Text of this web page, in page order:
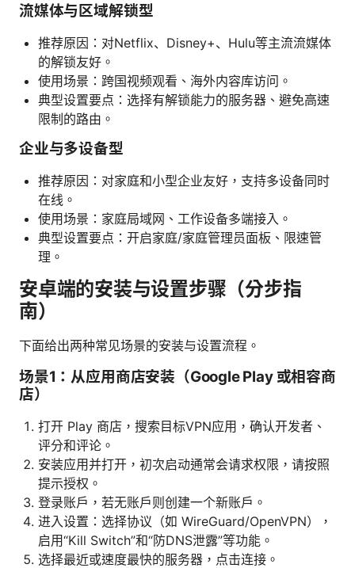
流媒体与区域解锁型
推荐原因：对Netflix、Disney+、Hulu等主流流媒体
的解锁友好。
使用场景：跨国视频观看、海外内容库访问。
典型设置要点：选择有解锁能力的服务器、避免高速
限制的路由。
企业与多设备型
推荐原因：对家庭和小型企业友好，支持多设备同时
在线。
使用场景：家庭局域网、工作设备多端接入。
典型设置要点：开启家庭/家庭管理员面板、限速管
理。
安卓端的安装与设置步骤（分步指
南）
下面给出两种常见场景的安装与设置流程。
场景1：从应用商店安装（Google Play 或相容商
店）
打开 Play 商店，搜索目标VPN应用，确认开发者、
评分和评论。
安装应用并打开，初次启动通常会请求权限，请按照
提示授权。
登录账户，若无账户则创建一个新账户。
进入设置：选择协议（如 WireGuard/OpenVPN），
启用“Kill Switch”和“防DNS泄露”等功能。
选择最近或速度最快的服务器，点击连接。